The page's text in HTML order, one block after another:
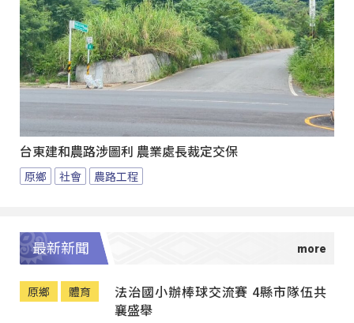
台東建和農路涉圖利 農業處長裁定交保
原鄉 社會 農路工程
最新新聞
原鄉 體育
法治國小辦棒球交流賽 4縣市隊伍共
襄盛舉